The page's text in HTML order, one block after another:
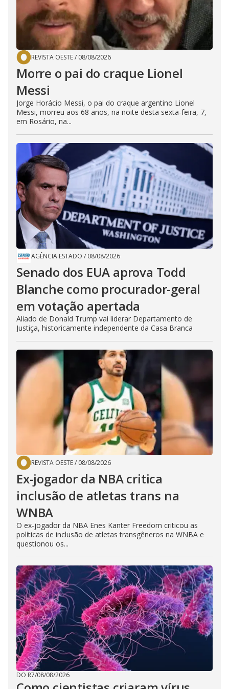
REVISTA OESTE/ 08/08/2026
Morre o pai do craque Lionel
Messi
Jorge Horácio Messi, o pai do craque argentino Lionel
Messi, morreu aos 68 anos, na noite desta sexta-feira, 7,
em Rosário, na...
AGÊNCIA ESTADO / 08/08/2026
Senado dos EUA aprova Todd
Blanche como procurador-geral
em votação apertada
Aliado de Donald Trump vai liderar Departamento de
Justiça, historicamente independente da Casa Branca
REVISTA OESTE/ 08/08/2026
Ex-jogador da NBA critica
inclusão de atletas trans na
WNBA
O ex-jogador da NBA Enes Kanter Freedom criticou as
políticas de inclusão de atletas transgêneros na WNBA e
questionou os...
DO R7/08/08/2026